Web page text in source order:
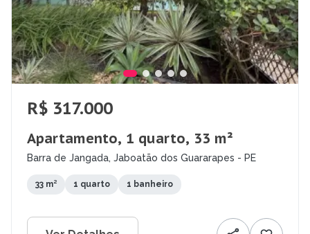
R$ 317.000
Apartamento, 1 quarto, 33 m²
Barra de Jangada, Jaboatão dos Guararapes - PE
33 m² 1 quarto 1 banheiro